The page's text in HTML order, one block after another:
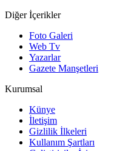
Diğer İçerikler
Foto Galeri
Web Tv
Yazarlar
Gazete Manşetleri
Kurumsal
Künye
İletişim
Gizlilik İlkeleri
Kullanım Şartları